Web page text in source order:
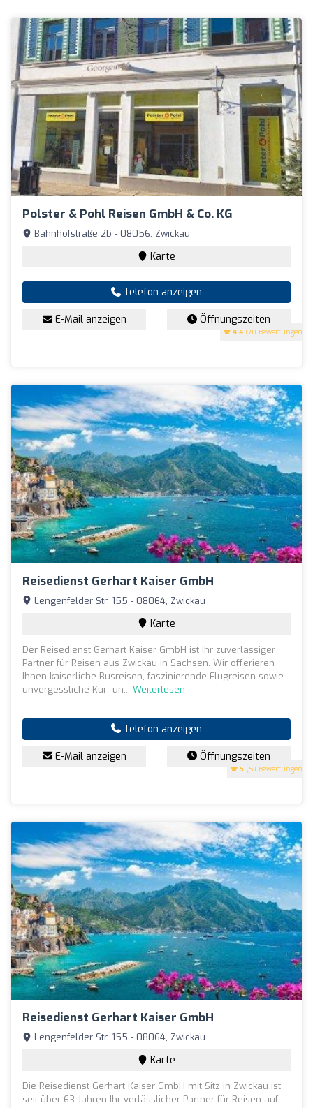
Polster & Pohl Reisen GmbH & Co. KG
4.4 (70 Bewertungen)
Bahnhofstraße 2b - 08056, Zwickau
Karte
Telefon anzeigen
E-Mail anzeigen Öffnungszeiten
Reisedienst Gerhart Kaiser GmbH
5 (51 Bewertungen)
Lengenfelder Str. 155 - 08064, Zwickau
Karte
Der Reisedienst Gerhart Kaiser GmbH ist Ihr zuverlässiger
Partner für Reisen aus Zwickau in Sachsen. Wir offerieren
Ihnen kaiserliche Busreisen, faszinierende Flugreisen sowie
unvergessliche Kur- un... Weiterlesen
Telefon anzeigen
E-Mail anzeigen Öffnungszeiten
Reisedienst Gerhart Kaiser GmbH
Lengenfelder Str. 155 - 08064, Zwickau
Karte
Die Reisedienst Gerhart Kaiser GmbH mit Sitz in Zwickau ist
seit über 63 Jahren Ihr verlässlicher Partner für Reisen auf